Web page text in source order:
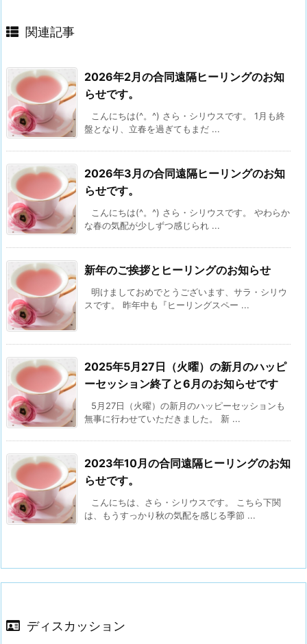
関連記事
2026年2月の合同遠隔ヒーリングのお知
らせです。
こんにちは(^。^) さら・シリウスです。 1月も終
盤となり、立春を過ぎてもまだ ...
2026年3月の合同遠隔ヒーリングのお知
らせです。
こんにちは(^。^) さら・シリウスです。 やわらか
な春の気配が少しずつ感じられ ...
新年のご挨拶とヒーリングのお知らせ
明けましておめでとうございます、サラ・シリウ
スです。 昨年中も『ヒーリングスペー ...
2025年5月27日（火曜）の新月のハッピ
ーセッション終了と6月のお知らせです
5月27日（火曜）の新月のハッピーセッションも
無事に行わせていただきました。 新 ...
2023年10月の合同遠隔ヒーリングのお知
らせです。
こんにちは、さら・シリウスです。 こちら下関
は、もうすっかり秋の気配を感じる季節 ...
ディスカッション